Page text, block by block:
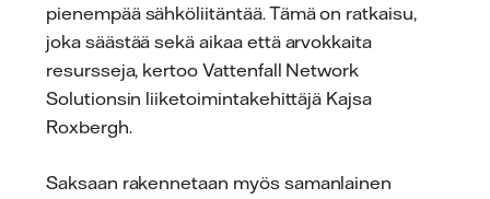
pienempää sähköliitäntää. Tämä on ratkaisu,
joka säästää sekä aikaa että arvokkaita
resursseja, kertoo Vattenfall Network
Solutionsin liiketoimintakehittäjä Kajsa
Roxbergh.
Saksaan rakennetaan myös samanlainen